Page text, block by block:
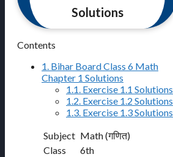
Solutions
Contents
1. Bihar Board Class 6 Math
Chapter 1 Solutions
1.1. Exercise 1.1 Solutions
1.2. Exercise 1.2 Solutions
1.3. Exercise 1.3 Solutions
Subject Math (गणित)
Class
6th